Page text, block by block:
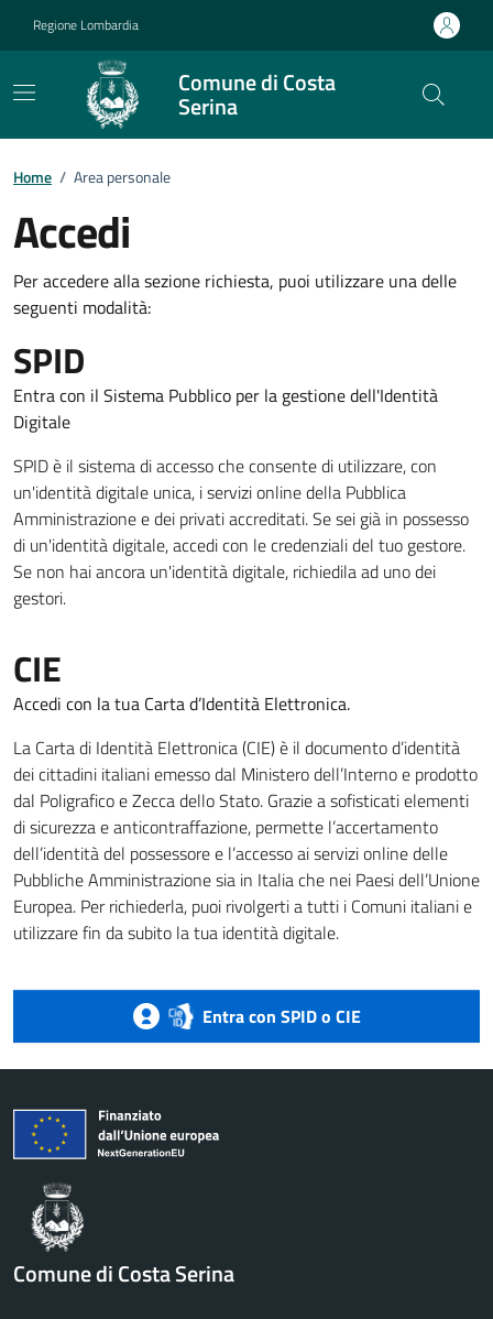
Regione Lombardia
Comune di Costa
Serina
Home / Area personale
Accedi
Per accedere alla sezione richiesta, puoi utilizzare una delle
seguenti modalità:
SPID
Entra con il Sistema Pubblico per la gestione dell'Identità
Digitale
SPID è il sistema di accesso che consente di utilizzare, con
un'identità digitale unica, i servizi online della Pubblica
Amministrazione e dei privati accreditati. Se sei già in possesso
di un'identità digitale, accedi con le credenziali del tuo gestore.
Se non hai ancora un'identità digitale, richiedila ad uno dei
gestori.
CIE
Accedi con la tua Carta d’Identità Elettronica.
La Carta di Identità Elettronica (CIE) è il documento d’identità
dei cittadini italiani emesso dal Ministero dell’Interno e prodotto
dal Poligrafico e Zecca dello Stato. Grazie a sofisticati elementi
di sicurezza e anticontraffazione, permette l’accertamento
dell’identità del possessore e l’accesso ai servizi online delle
Pubbliche Amministrazione sia in Italia che nei Paesi dell’Unione
Europea. Per richiederla, puoi rivolgerti a tutti i Comuni italiani e
utilizzare fin da subito la tua identità digitale.
Entra con SPID o CIE
Comune di Costa Serina